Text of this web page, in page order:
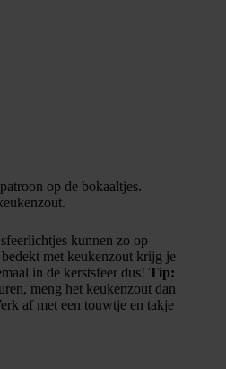
op de bokaaltjes.
kunnen zo op
met keukenzout krijg je
in de kerstsfeer dus! Tip:
meng het keukenzout dan
af met een touwtje en takje